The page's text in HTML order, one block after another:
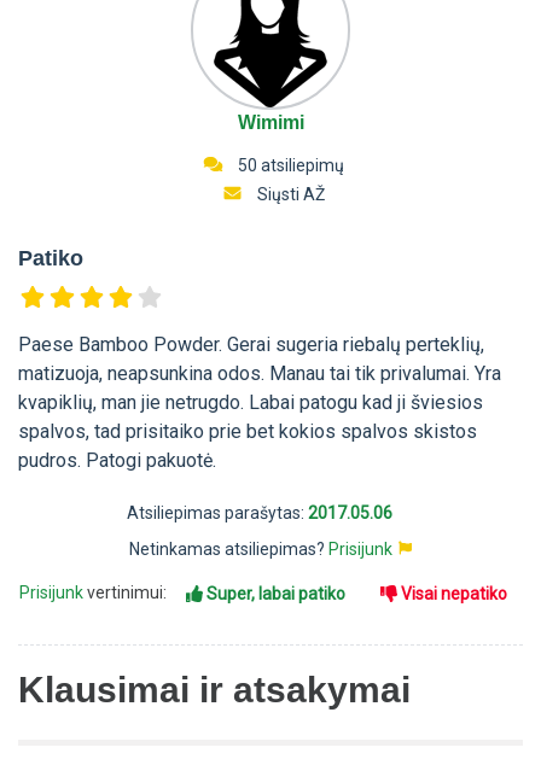
Wimimi
50 atsiliepimų
Siųsti AŽ
Patiko
Paese Bamboo Powder. Gerai sugeria riebalų perteklių,
matizuoja, neapsunkina odos. Manau tai tik privalumai. Yra
kvapiklių, man jie netrugdo. Labai patogu kad ji šviesios
spalvos, tad prisitaiko prie bet kokios spalvos skistos
pudros. Patogi pakuotė.
Atsiliepimas parašytas: 2017.05.06
Netinkamas atsiliepimas? Prisijunk
Prisijunkvertinimui: Super, labai patiko Visai nepatiko
Klausimai ir atsakymai